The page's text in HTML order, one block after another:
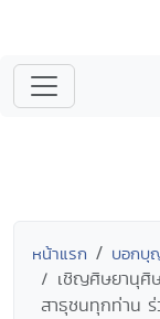
หน้าแรก บอกบุ
เชิญศิษยานุศิ
สาธุชนทุกท่าน